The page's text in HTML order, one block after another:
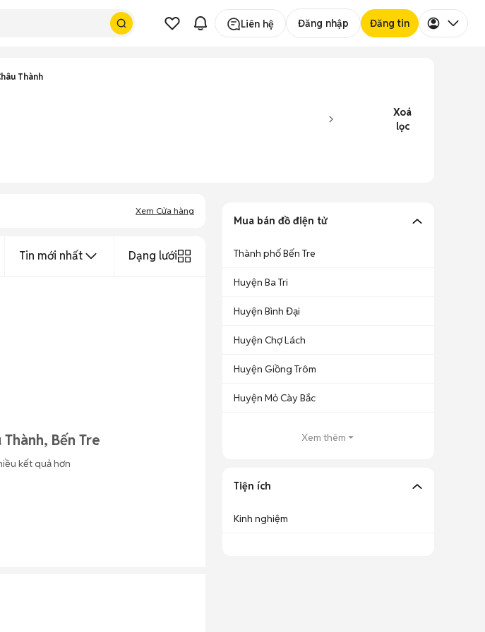
Liên hệ Đăng nhập Đăng tin
Thành
Xoá
lọc
Xem Cửa hàng
Tin mới nhất Dạng lưới
Bến Tre
kết quả hơn
Mua bán đồ điện tử
Thành phố Bến Tre
Huyện Ba Tri
Huyện Bình Đại
Huyện Chợ Lách
Huyện Giồng Trôm
Huyện Mỏ Cày Bắc
Xem thêm
Tiện ích
Kinh nghiệm